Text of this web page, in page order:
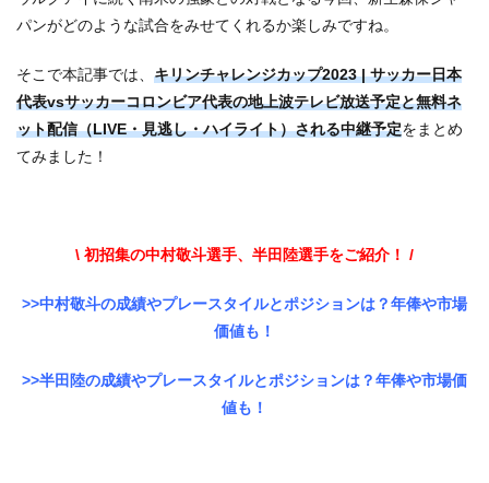
パンがどのような試合をみせてくれるか楽しみですね。
そこで本記事では、 キリンチャレンジカップ2023 | サッカー日本
代表vsサッカーコロンビア代表の地上波テレビ放送予定と無料ネ
ット配信（LIVE・見逃し・ハイライト）される中継予定をまとめ
てみました！
\ 初招集の中村敬斗選手、半田陸選手をご紹介！ /
>>中村敬斗の成績やプレースタイルとポジションは？年俸や市場
価値も！
>>半田陸の成績やプレースタイルとポジションは？年俸や市場価
値も！